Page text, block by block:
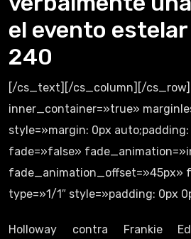
el evento estelar
240
[/cs_text][/cs_column][/
inner_container=»true»
style=»margin: 0px
fade=»false»
fade_animation_offset=»45px»
type=»1/1″ style=»padding: 0px
Holloway contra Frankie